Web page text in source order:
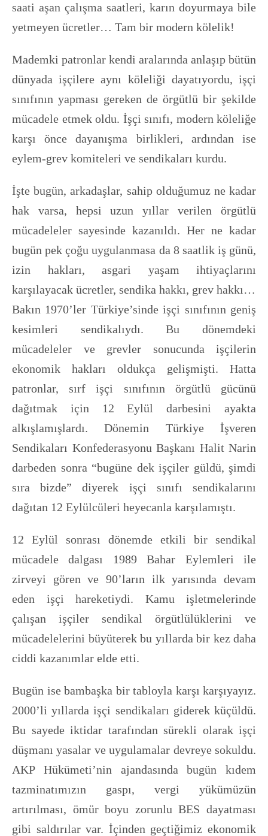
saati aşan çalışma saatleri, karın doyurmaya bile
yetmeyen ücretler… Tam bir modern kölelik!
Mademki patronlar kendi aralarında anlaşıp bütün
dünyada işçilere aynı köleliği dayatıyordu, işçi
sınıfının yapması gereken de örgütlü bir şekilde
mücadele etmek oldu. İşçi sınıfı, modern köleliğe
karşı önce dayanışma birlikleri, ardından ise
eylem-grev komiteleri ve sendikaları kurdu.
İşte bugün, arkadaşlar, sahip olduğumuz ne kadar
hak varsa, hepsi uzun yıllar verilen örgütlü
mücadeleler sayesinde kazanıldı. Her ne kadar
bugün pek çoğu uygulanmasa da 8 saatlik iş günü,
izin hakları, asgari yaşam ihtiyaçlarını
karşılayacak ücretler, sendika hakkı, grev hakkı…
Bakın 1970’ler Türkiye’sinde işçi sınıfının geniş
kesimleri sendikalıydı. Bu dönemdeki
mücadeleler ve grevler sonucunda işçilerin
ekonomik hakları oldukça gelişmişti. Hatta
patronlar, sırf işçi sınıfının örgütlü gücünü
dağıtmak için 12 Eylül darbesini ayakta
alkışlamışlardı. Dönemin Türkiye İşveren
Sendikaları Konfederasyonu Başkanı Halit Narin
darbeden sonra “bugüne dek işçiler güldü, şimdi
sıra bizde” diyerek işçi sınıfı sendikalarını
dağıtan 12 Eylülcüleri heyecanla karşılamıştı.
12 Eylül sonrası dönemde etkili bir sendikal
mücadele dalgası 1989 Bahar Eylemleri ile
zirveyi gören ve 90’ların ilk yarısında devam
eden işçi hareketiydi. Kamu işletmelerinde
çalışan işçiler sendikal örgütlülüklerini ve
mücadelelerini büyüterek bu yıllarda bir kez daha
ciddi kazanımlar elde etti.
Bugün ise bambaşka bir tabloyla karşı karşıyayız.
2000’li yıllarda işçi sendikaları giderek küçüldü.
Bu sayede iktidar tarafından sürekli olarak işçi
düşmanı yasalar ve uygulamalar devreye sokuldu.
AKP Hükümeti’nin ajandasında bugün kıdem
tazminatımızın gaspı, vergi yükümüzün
artırılması, ömür boyu zorunlu BES dayatması
gibi saldırılar var. İçinden geçtiğimiz ekonomik